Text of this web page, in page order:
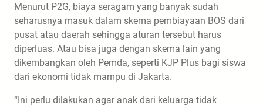
Menurut P2G, biaya seragam yang banyak sudah
seharusnya masuk dalam skema pembiayaan BOS dari
pusat atau daerah sehingga aturan tersebut harus
diperluas. Atau bisa juga dengan skema lain yang
dikembangkan oleh Pemda, seperti KJP Plus bagi siswa
dari ekonomi tidak mampu di Jakarta.
“Ini perlu dilakukan agar anak dari keluarga tidak